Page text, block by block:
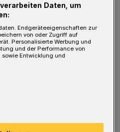
zwar Mehrkosten für
sichere
die Verwaltung aus
Daten, um
Endgeräteeigenschaften zur
von oder Zugriff auf
Personalisierte Werbung und
und der Performance von
Entwicklung und